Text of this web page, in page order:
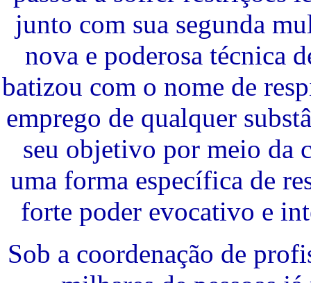
junto com sua segunda
nova e poderosa técnica
batizou com o nome de
emprego de qualquer
seu objetivo por meio da
uma forma específica de
forte poder evocativo e
Sob a coordenação de